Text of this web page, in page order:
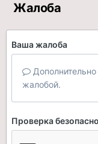
Жалоба
Ваша жалоба
жалобой.
Проверка